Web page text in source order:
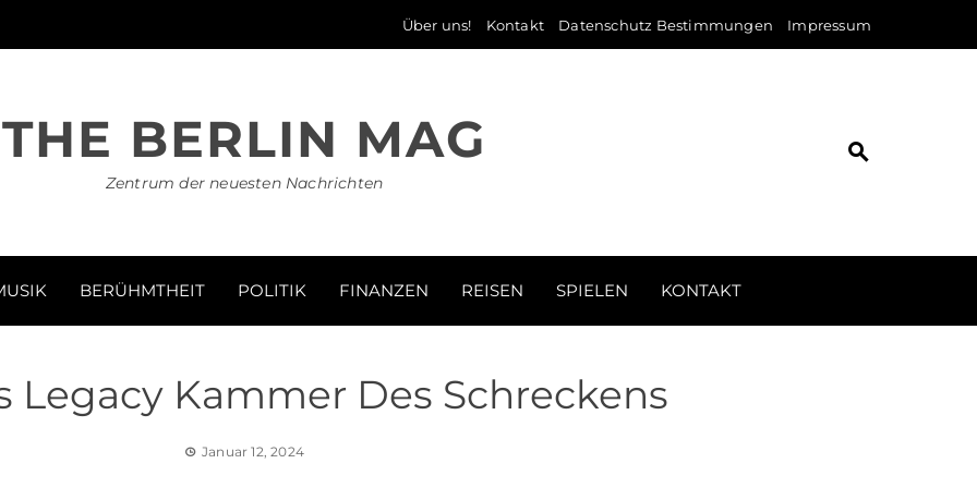
Über uns! Kontakt Datenschutz Bestimmungen Impressum
THE BERLIN MAG
Zentrum der neuesten Nachrichten
BERÜHMTHEIT POLITIK FINANZEN REISEN SPIELEN KONTAKT
Legacy Kammer Des Schreckens
Januar 12, 2024